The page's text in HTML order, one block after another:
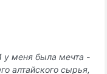
меня была мечта -
алтайского сырья,